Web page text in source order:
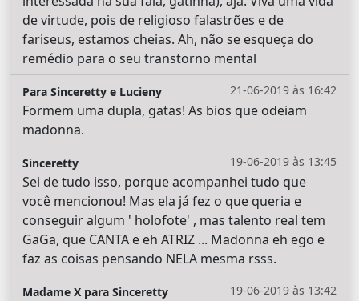
de virtude, pois de religioso falastrões e de
fariseus, estamos cheias. Ah, não se esqueça do
remédio para o seu transtorno mental
21-06-2019 às 16:42
Para Sinceretty e Lucieny
Formem uma dupla, gatas! As bios que odeiam
madonna.
19-06-2019 às 13:45
Sinceretty
Sei de tudo isso, porque acompanhei tudo que
você mencionou! Mas ela já fez o que queria e
conseguir algum ' holofote' , mas talento real tem
GaGa, que CANTA e eh ATRIZ ... Madonna eh ego e
faz as coisas pensando NELA mesma rsss.
19-06-2019 às 13:42
Madame X para Sinceretty